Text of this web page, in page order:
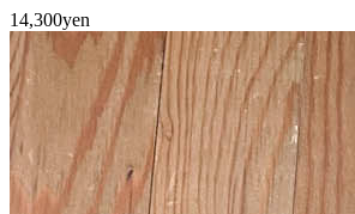
14,300yen